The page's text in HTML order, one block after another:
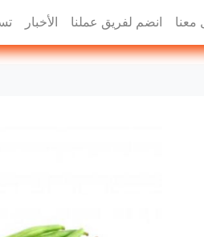
الأخبار انضم لفريق عملنا معنا